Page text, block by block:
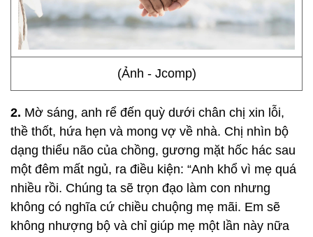
(Ảnh - Jcomp)
2. Mờ sáng, anh rể đến quỳ dưới chân chị xin lỗi,
thề thốt, hứa hẹn và mong vợ về nhà. Chị nhìn bộ
dạng thiểu não của chồng, gương mặt hốc hác sau
một đêm mất ngủ, ra điều kiện: “Anh khổ vì mẹ quá
nhiều rồi. Chúng ta sẽ trọn đạo làm con nhưng
không có nghĩa cứ chiều chuộng mẹ mãi. Em sẽ
không nhượng bộ và chỉ giúp mẹ một lần này nữa